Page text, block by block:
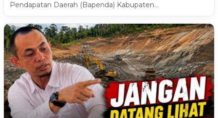
Pendapatan Daerah (Bapenda) Kabupaten…